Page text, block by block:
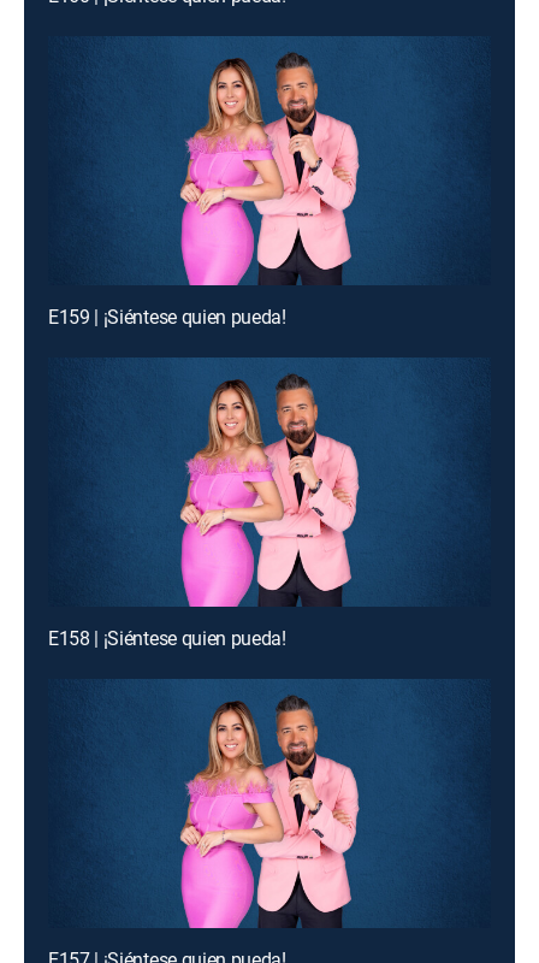
E159 | ¡Siéntese quien pueda!
E158 | ¡Siéntese quien pueda!